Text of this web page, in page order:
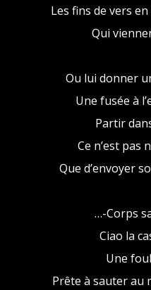
Les fins de vers
Qui
Ou lui donner
Une fusée à
Partir
Ce n’est pas
Que d’envoyer
…-Corps
Ciao la
Une
Prête à sauter au